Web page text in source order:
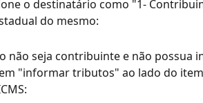
o destinatário como "1-
do mesmo:
não seja contribuinte e não possua
"informar tributos" ao lado do